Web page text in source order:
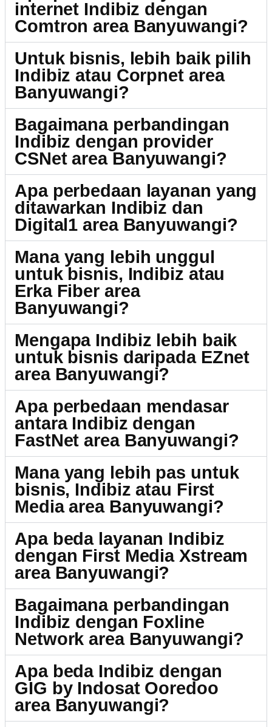
internet Indibiz dengan
Comtron area Banyuwangi?
Untuk bisnis, lebih baik pilih
Indibiz atau Corpnet area
Banyuwangi?
Bagaimana perbandingan
Indibiz dengan provider
CSNet area Banyuwangi?
Apa perbedaan layanan yang
ditawarkan Indibiz dan
Digital1 area Banyuwangi?
Mana yang lebih unggul
untuk bisnis, Indibiz atau
Erka Fiber area
Banyuwangi?
Mengapa Indibiz lebih baik
untuk bisnis daripada EZnet
area Banyuwangi?
Apa perbedaan mendasar
antara Indibiz dengan
FastNet area Banyuwangi?
Mana yang lebih pas untuk
bisnis, Indibiz atau First
Media area Banyuwangi?
Apa beda layanan Indibiz
dengan First Media Xstream
area Banyuwangi?
Bagaimana perbandingan
Indibiz dengan Foxline
Network area Banyuwangi?
Apa beda Indibiz dengan
GIG by Indosat Ooredoo
area Banyuwangi?